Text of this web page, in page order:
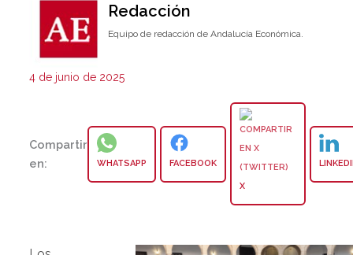
Redacción
Equipo de redacción de Andalucía Económica.
4 de junio de 2025
Compartir
en:
WHATSAPP FACEBOOK
X